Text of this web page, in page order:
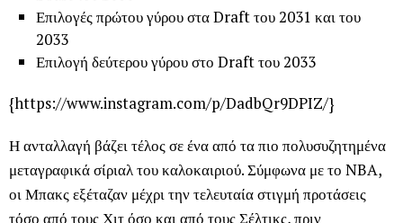
Επιλογές πρώτου γύρου στα Draft του 2031 και του
2033
Επιλογή δεύτερου γύρου στο Draft του 2033
{https://www.instagram.com/p/DadbQr9DPIZ/}
Η ανταλλαγή βάζει τέλος σε ένα από τα πιο πολυσυζητημένα
μεταγραφικά σίριαλ του καλοκαιριού. Σύμφωνα με το NBA,
οι Μπακς εξέταζαν μέχρι την τελευταία στιγμή προτάσεις
τόσο από τους Χιτ όσο και από τους Σέλτικς, πριν